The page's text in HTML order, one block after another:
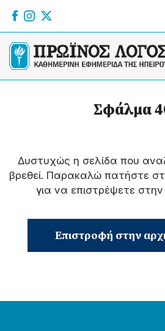
Σφάλμα
Δυστυχώς η σελίδα που
βρεθεί. Παρακαλώ πατήστε
για να επιστρέψετε
Επιστροφή στην